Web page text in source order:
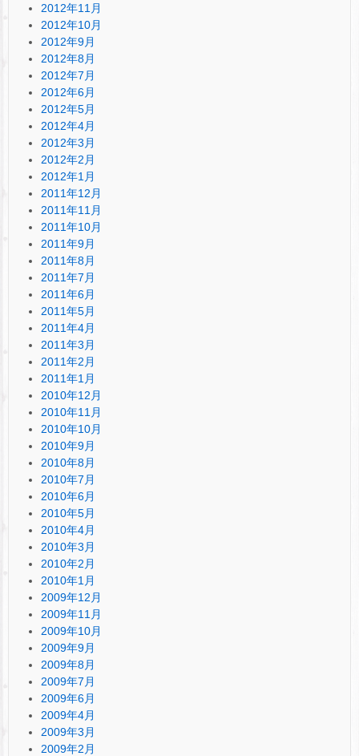
2012年11月
2012年10月
2012年9月
2012年8月
2012年7月
2012年6月
2012年5月
2012年4月
2012年3月
2012年2月
2012年1月
2011年12月
2011年11月
2011年10月
2011年9月
2011年8月
2011年7月
2011年6月
2011年5月
2011年4月
2011年3月
2011年2月
2011年1月
2010年12月
2010年11月
2010年10月
2010年9月
2010年8月
2010年7月
2010年6月
2010年5月
2010年4月
2010年3月
2010年2月
2010年1月
2009年12月
2009年11月
2009年10月
2009年9月
2009年8月
2009年7月
2009年6月
2009年4月
2009年3月
2009年2月